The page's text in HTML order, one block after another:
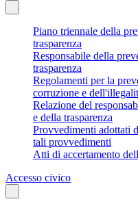
Piano triennale della
trasparenza
Responsabile della
trasparenza
Regolamenti per la
corruzione e
Relazione del
e della trasparenza
Provvedimenti adottati
tali provvedimenti
Atti di accertamento
Accesso civico